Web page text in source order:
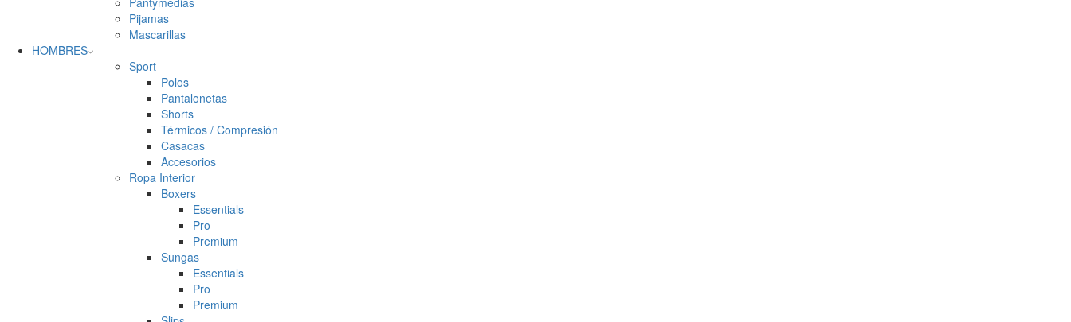
Pijamas
Mascarillas
HOMBRES
Sport
Polos
Pantalonetas
Shorts
Térmicos / Compresión
Casacas
Accesorios
Ropa Interior
Boxers
Essentials
Pro
Premium
Sungas
Essentials
Pro
Premium